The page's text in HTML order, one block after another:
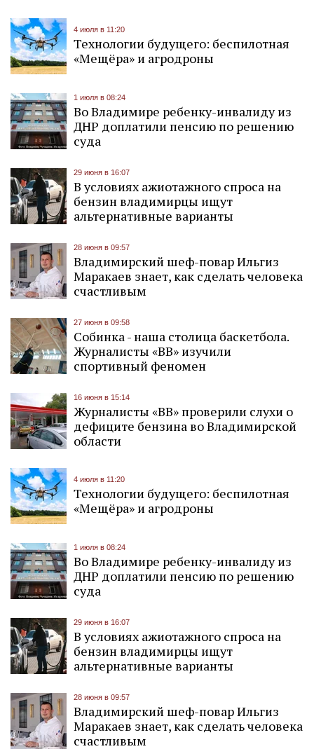
4 июля в 11:20
Технологии будущего: беспилотная
«Мещёра» и агродроны
1 июля в 08:24
Во Владимире ребенку-инвалиду из
ДНР доплатили пенсию по решению
суда
29 июня в 16:07
В условиях ажиотажного спроса на
бензин владимирцы ищут
альтернативные варианты
28 июня в 09:57
Владимирский шеф-повар Ильгиз
Маракаев знает, как сделать человека
счастливым
27 июня в 09:58
Собинка - наша столица баскетбола.
Журналисты «ВВ» изучили
спортивный феномен
16 июня в 15:14
Журналисты «ВВ» проверили слухи о
дефиците бензина во Владимирской
области
4 июля в 11:20
Технологии будущего: беспилотная
«Мещёра» и агродроны
1 июля в 08:24
Во Владимире ребенку-инвалиду из
ДНР доплатили пенсию по решению
суда
29 июня в 16:07
В условиях ажиотажного спроса на
бензин владимирцы ищут
альтернативные варианты
28 июня в 09:57
Владимирский шеф-повар Ильгиз
Маракаев знает, как сделать человека
счастливым